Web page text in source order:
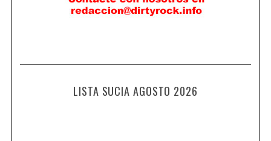
LISTA SUCIA AGOSTO 2026